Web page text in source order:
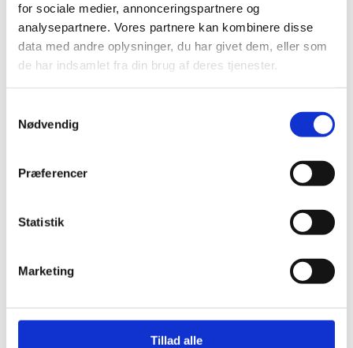
for sociale medier, annonceringspartnere og
analysepartnere. Vores partnere kan kombinere disse
data med andre oplysninger, du har givet dem, eller som
de har indsamlet fra din brug af deres tjenester.
Nødvendig
Præferencer
Statistik
Marketing
Tillad alle